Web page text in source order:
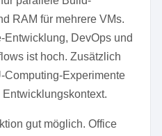
RAM für mehrere VMs.
Entwicklung, DevOps und
ist hoch. Zusätzlich
Computing-Experimente
gut möglich. Office